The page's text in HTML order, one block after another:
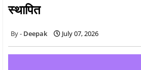
स्थापित
Deepak July 07, 2026